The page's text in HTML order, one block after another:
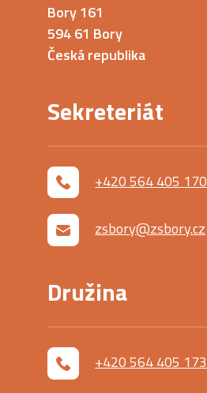
Bory 161
594 61 Bory
Česká republika
Sekreteriát
+420 564 405 170
zsbory@zsbory.cz
Družina
+420 564 405 173